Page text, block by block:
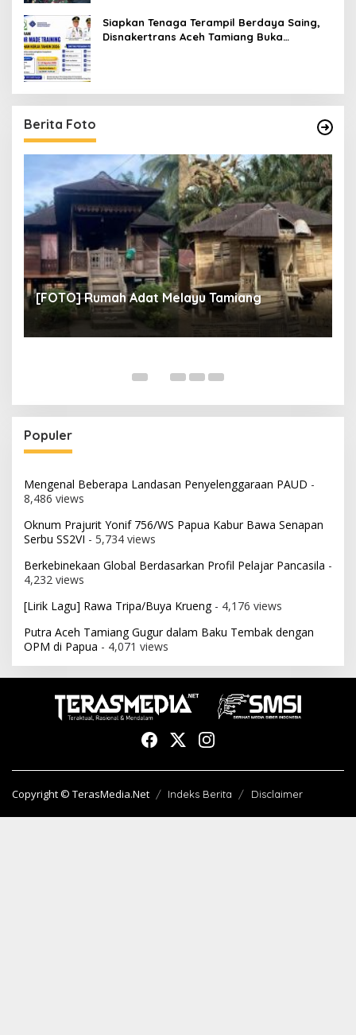
Siapkan Tenaga Terampil Berdaya Saing,
Disnakertrans Aceh Tamiang Buka
Berita Foto
[FOTO] Rumah Adat Melayu Tamiang
Populer
Mengenal Beberapa Landasan Penyelenggaraan PAUD -
8,486 views
Oknum Prajurit Yonif 756/WS Papua Kabur Bawa Senapan
Serbu SS2VI - 5,734 views
Berkebinekaan Global Berdasarkan Profil Pelajar Pancasila -
4,232 views
[Lirik Lagu] Rawa Tripa/Buya Krueng- 4,176 views
Putra Aceh Tamiang Gugur dalam Baku Tembak dengan
OPM di Papua - 4,071 views
Copyright © TerasMedia.Net Indeks Berita Disclaimer